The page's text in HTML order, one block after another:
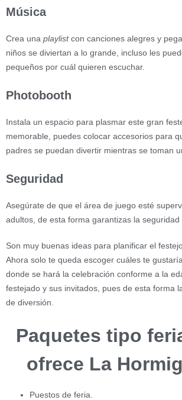
Música
Crea una playlistcon canciones alegres y
niños se diviertan a lo grande, incluso les
pequeños por cuál quieren escuchar.
Photobooth
Instala un espacio para plasmar este gran
memorable, puedes colocar accesorios para
padres se puedan divertir mientras se toman
Seguridad
Asegúrate de que el área de juego esté
adultos, de esta forma garantizas la seguridad
Son muy buenas ideas para planificar el
Ahora solo te queda escoger cuáles te
donde se hará la celebración conforme a la
festejado y sus invitados, pues de esta forma
de diversión.
Paquetes tipo
ofrece La
Puestos de feria.